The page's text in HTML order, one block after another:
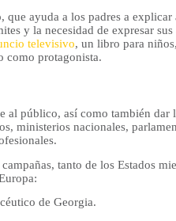
ayuda a los padres a
y la necesidad de expresar
televisivo, un libro para
como protagonista.
al público, así como también dar
ministerios nacionales,
tanto de los Estados
de Georgia.